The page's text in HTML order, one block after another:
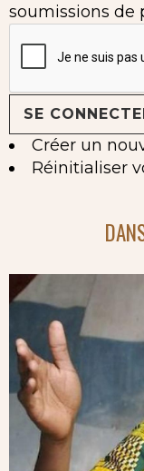
soumissions de
Créer un
Réinitialiser